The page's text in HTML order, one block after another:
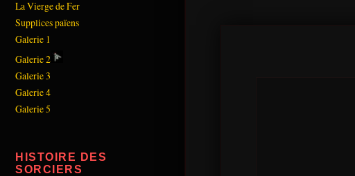
La Vierge de Fer
Supplices païens
Galerie 1
Galerie 2
Galerie 3
Galerie 4
Galerie 5
HISTOIRE DES
SORCIERS